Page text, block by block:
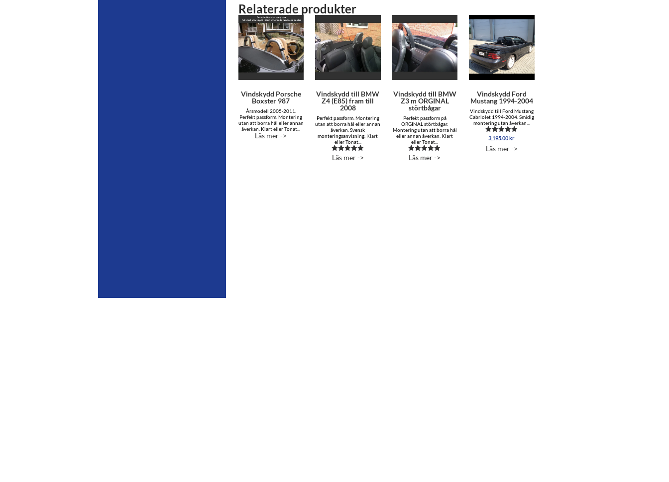
Relaterade produkter
Vindskydd Porsche
Boxster 987
Årsmodell 2005-2011.
Perfekt passform. Montering
utan att borra hål eller annan
åverkan. Klart eller Tonat...
Läs mer ->
Vindskydd till BMW
Z4 (E85) fram till
2008
Perfekt passform. Montering
utan att borra hål eller annan
åverkan. Svensk
monteringsanvisning. Klart
eller Tonat...
Betygsatt
Läs mer ->
Vindskydd till BMW
Z3 m ORGINAL
störtbågar
Perfekt passform på
ORGINAL störtbågar.
Montering utan att borra hål
eller annan åverkan. Klart
eller Tonat...
Betygsatt
Läs mer ->
Vindskydd Ford
Mustang 1994-2004
Vindskydd till Ford Mustang
Cabriolet 1994-2004. Smidig
montering utan åverkan...
Betygsatt
av 5
3,195.00 kr
Läs mer ->